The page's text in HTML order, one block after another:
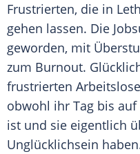
Frustrierten, die in
gehen lassen. Die
geworden, mit
zum Burnout.
frustrierten
obwohl ihr Tag bis
ist und sie eigentlich
Unglücklichsein